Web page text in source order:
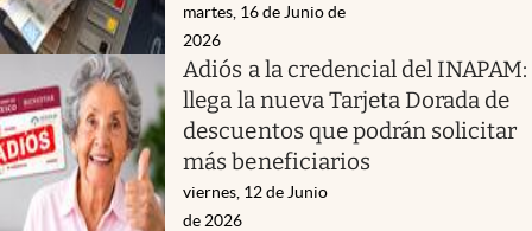
martes, 16 de Junio de
2026
Adiós a la credencial del INAPAM:
llega la nueva Tarjeta Dorada de
descuentos que podrán solicitar
más beneficiarios
viernes, 12 de Junio
de 2026